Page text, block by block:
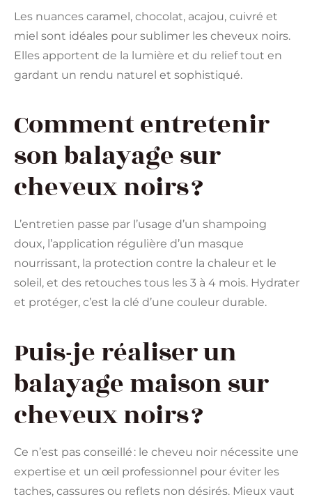
Les nuances caramel, chocolat, acajou, cuivré et
miel sont idéales pour sublimer les cheveux noirs.
Elles apportent de la lumière et du relief tout en
gardant un rendu naturel et sophistiqué.
Comment entretenir
son balayage sur
cheveux noirs ?
L’entretien passe par l’usage d’un shampoing
doux, l’application régulière d’un masque
nourrissant, la protection contre la chaleur et le
soleil, et des retouches tous les 3 à 4 mois. Hydrater
et protéger, c’est la clé d’une couleur durable.
Puis-je réaliser un
balayage maison sur
cheveux noirs ?
Ce n’est pas conseillé : le cheveu noir nécessite une
expertise et un œil professionnel pour éviter les
taches, cassures ou reflets non désirés. Mieux vaut